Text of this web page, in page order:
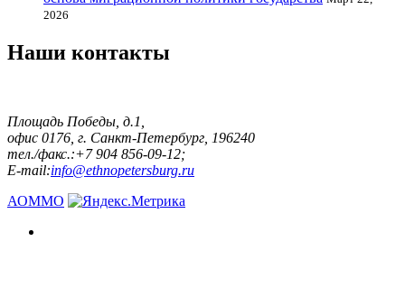
2026
Наши контакты
Площадь Победы, д.1,
офис 0176, г. Санкт-Петербург, 196240
тел./факс.:+7 904 856-09-12;
E-mail:info@ethnopetersburg.ru
АОММО